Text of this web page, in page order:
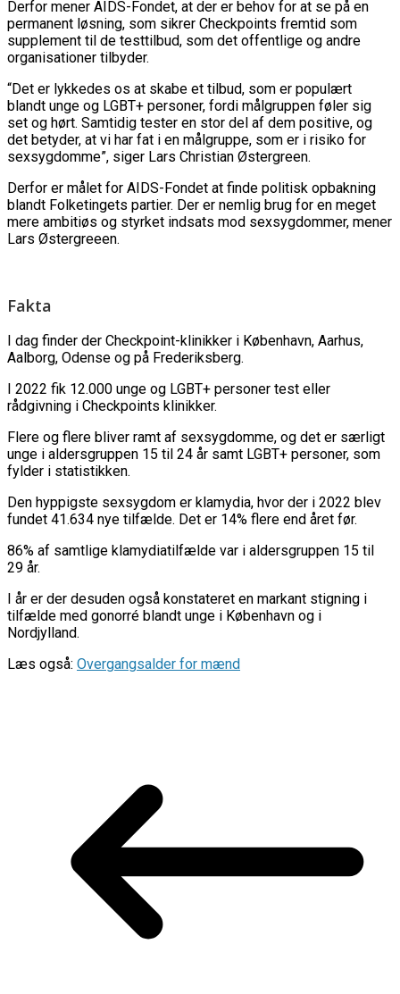
Derfor mener AIDS-Fondet, at der er behov for at se på en
permanent løsning, som sikrer Checkpoints fremtid som
supplement til de testtilbud, som det offentlige og andre
organisationer tilbyder.
“Det er lykkedes os at skabe et tilbud, som er populært
blandt unge og LGBT+ personer, fordi målgruppen føler sig
set og hørt. Samtidig tester en stor del af dem positive, og
det betyder, at vi har fat i en målgruppe, som er i risiko for
sexsygdomme”, siger Lars Christian Østergreen.
Derfor er målet for AIDS-Fondet at finde politisk opbakning
blandt Folketingets partier. Der er nemlig brug for en meget
mere ambitiøs og styrket indsats mod sexsygdommer, mener
Lars Østergreeen.
Fakta
I dag finder der Checkpoint-klinikker i København, Aarhus,
Aalborg, Odense og på Frederiksberg.
I 2022 fik 12.000 unge og LGBT+ personer test eller
rådgivning i Checkpoints klinikker.
Flere og flere bliver ramt af sexsygdomme, og det er særligt
unge i aldersgruppen 15 til 24 år samt LGBT+ personer, som
fylder i statistikken.
Den hyppigste sexsygdom er klamydia, hvor der i 2022 blev
fundet 41.634 nye tilfælde. Det er 14% flere end året før.
86% af samtlige klamydiatilfælde var i aldersgruppen 15 til
29 år.
I år er der desuden også konstateret en markant stigning i
tilfælde med gonorré blandt unge i København og i
Nordjylland.
Læs også: Overgangsalder for mænd